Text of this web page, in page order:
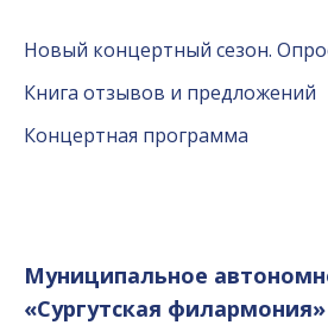
Новый концертный сезон.
Книга отзывов и предложений
Концертная программа
Муниципальное
«Сургутская филармония»